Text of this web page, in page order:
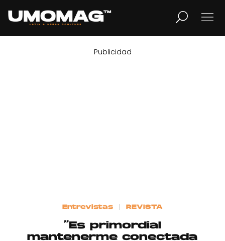
LIFESTYLE
Publicidad
Publicidad
Entrevistas REVISTA
“Es primordial
mantenerme conectada